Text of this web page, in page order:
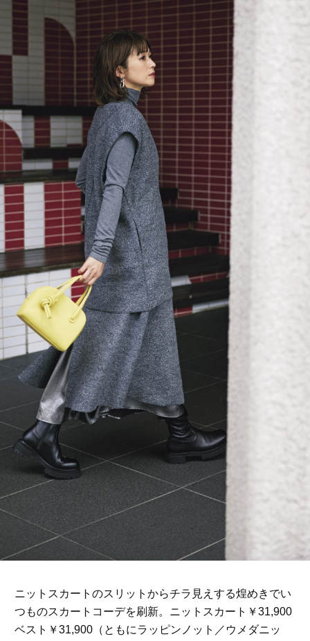
ニットスカートのスリットからチラ見えする煌めきでい
つものスカートコーデを刷新。ニットスカート￥31,900
ベスト￥31,900（ともにラッピンノット／ウメダニッ